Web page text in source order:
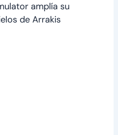
amplía su
de Arrakis